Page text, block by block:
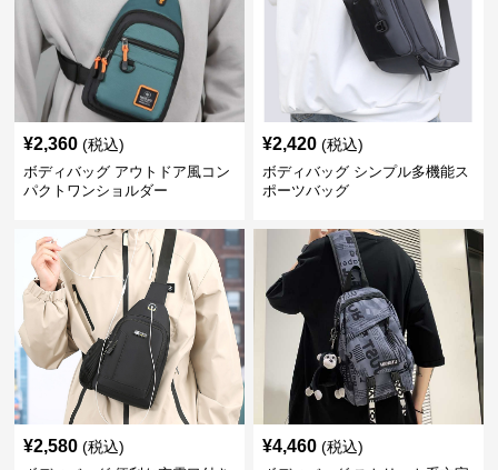
¥2,360 (税込)
ボディバッグ アウトドア風コン
パクトワンショルダー
¥2,420 (税込)
ボディバッグ シンプル多機能ス
ポーツバッグ
¥2,580 (税込) ¥4,460 (税込)